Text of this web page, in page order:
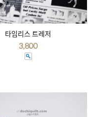
타임리스 트레저
3,800